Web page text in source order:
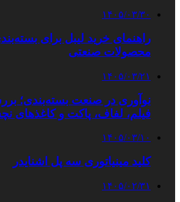
۱۴۰۵/۰۳/۳۰
راهنمای خرید لیبل برای
محصولات صنعتی
۱۴۰۵/۰۳/۲۱
نوآوری در صنعت بسته‌بندی؛
فیلم، لفاف، پاکت و کاغذهای
۱۴۰۵/۰۳/۱۰
کلید مینیاتوری سه پل اشنایدر
۱۴۰۵/۰۲/۳۱